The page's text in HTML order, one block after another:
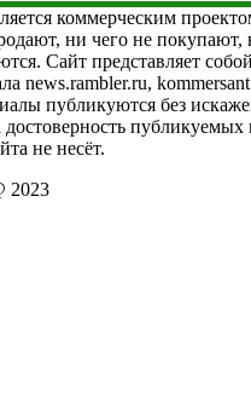
коммерческим
ни чего не покупают,
Сайт представляет
news.rambler.ru,
публикуются без
достоверность публикуемых
не несёт.
2023